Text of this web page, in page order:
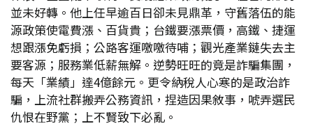
並未好轉。他上任早逾百日卻未見鼎革，守舊落伍的能
源政策使電費漲、百貨貴；台鐵要漲票價，高鐵、捷運
想跟漲免虧損；公路客運噭噭待哺；觀光產業鏈失去主
要客源；服務業低薪無解。逆勢旺旺的竟是詐騙集團，
每天「業績」達4億餘元。更令納稅人心寒的是政治詐
騙，上流社群搬弄公務資訊，捏造因果敘事，唬弄選民
仇恨在野黨；上不賢致下必亂。